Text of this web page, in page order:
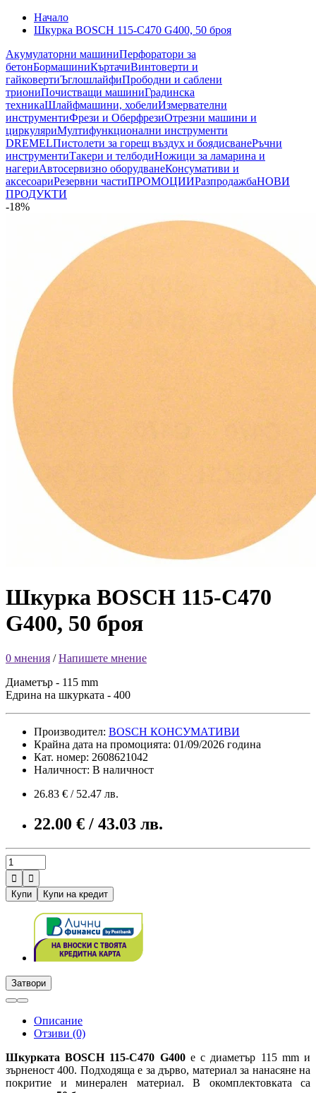
Начало
Шкурка BOSCH 115-C470 G400, 50 броя
Акумулаторни машиниПерфоратори за
бетонБормашиниКъртачиВинтоверти и
гайковертиЪглошлайфиПрободни и саблени
триониПочистващи машиниГрадинска
техникаШлайфмашини, хобелиИзмервателни
инструментиФрези и ОберфрезиОтрезни машини и
циркуляриМултифункционални инструменти
DREMELПистолети за горещ въздух и боядисванеРъчни
инструментиТакери и телбодиНожици за ламарина и
нагериАвтосервизно оборудванеКонсумативи и
аксесоариРезервни частиПРОМОЦИИРазпродажбаНОВИ
ПРОДУКТИ
-18%
Шкурка BOSCH 115-C470
G400, 50 броя
0 мнения /Напишете мнение
Диаметър - 115 mm
Едрина на шкурката - 400
Производител: BOSCH КОНСУМАТИВИ
Крайна дата на промоцията: 01/09/2026 година
Кат. номер: 2608621042
Наличност: В наличност
26.83 € / 52.47 лв.
22.00 € / 43.03 лв.


Купи
Купи на кредит
Затвори
Описание
Отзиви (0)
Шкурката BOSCH 115-C470 G400е с диаметър 115 mm и
зърненост 400. Подходяща е за дърво, материал за нанасяне на
покритие и минерален материал. В окомплектовката са